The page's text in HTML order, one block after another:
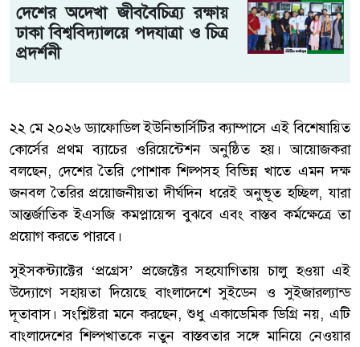
দেশের অদেখা জীববৈচিত্র্য রক্ষায়
ঢাকা বিশ্ববিদ্যালয়ে পদযাত্রা ও চিত্র
প্রদর্শনী
২২ মে ২০২৬ ড্যাফোডিল ইউনিভার্সিটির ক্যাম্পাসে এই বিশেষায়িত
কোর্সের প্রথম ব্যাচের ওরিয়েন্টেশন অনুষ্ঠিত হয়। আয়োজকরা
বলছেন, দেশের তৈরি পোশাক শিল্পসহ বিভিন্ন খাতে এমন দক্ষ
জনবল তৈরির প্রয়োজনীয়তা দীর্ঘদিন ধরেই অনুভূত হচ্ছিল, যারা
আন্তর্জাতিক ইএসজি কমপ্লায়েন্স বুঝবে এবং বাস্তব কর্মক্ষেত্রে তা
প্রয়োগ করতে পারবে।
সুইসকন্ট্যাক্টের ‘প্রগ্রেস’ প্রজেক্টের সহযোগিতায় চালু হওয়া এই
উদ্যোগে সহায়তা দিয়েছে বাংলাদেশে সুইডেন ও সুইজারল্যান্ড
দূতাবাস। সংশ্লিষ্টরা মনে করছেন, শুধু একাডেমিক ডিগ্রি নয়, এটি
বাংলাদেশের শিল্পখাতকে নতুন বাস্তবতার সঙ্গে মানিয়ে নেওয়ার